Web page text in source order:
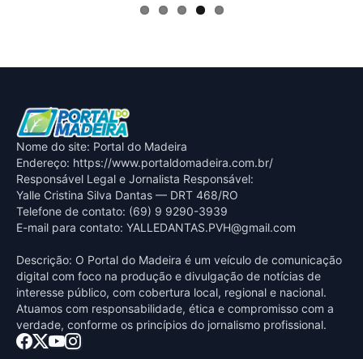
Nome do site: Portal do Madeira
Endereço: https://www.portaldomadeira.com.br/
Responsável Legal e Jornalista Responsável:
Yalle Cristina Silva Dantas — DRT 468/RO
Telefone de contato: (69) 9 9290-3939
E-mail para contato: YALLEDANTAS.PVH@gmail.com
Descrição: O Portal do Madeira é um veículo de comunicação
digital com foco na produção e divulgação de notícias de
interesse público, com cobertura local, regional e nacional.
Atuamos com responsabilidade, ética e compromisso com a
verdade, conforme os princípios do jornalismo profissional.